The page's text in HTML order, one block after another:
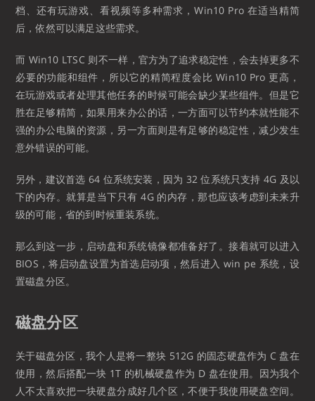
档、还有玩游戏、看视频等多种需求，Win10 Pro 在适当精简
后，依然可以满足这些需求。
而 Win10 LTSC 则不一样，官方为了追求稳定性，会去掉更多不
必要的功能和组件，所以它的精简程度会比 Win10 Pro 更高，
在玩游戏或者处理其他任务的时候可能会缺少某些组件。但是它
胜在足够精简，如果用来办公的话，一方面可以节约本就性能不
强的办公电脑的资源，另一方面则是有足够的稳定性，减少发生
意外错误的可能。
另外，建议首选 64 位系统安装，因为 32 位系统只支持 4G 及以
下的内存。就算是当下只有 4G 的内存，那也应该考虑到未来升
级的可能，省的到时候重装系统。
那么到这一步，启动盘和系统镜像都准备好了。接着就可以进入
BIOS，将启动盘设置为首选启动项，然后进入 win pe 系统，设
置磁盘分区。
磁盘分区
关于磁盘分区，我个人是将一整块 512G 的固态硬盘作为 C 盘在
使用，然后搭配一块 1T 的机械硬盘作为 D 盘在使用。因为我个
人不太喜欢把一块硬盘分成好几个区，不便于我使用硬盘空间。